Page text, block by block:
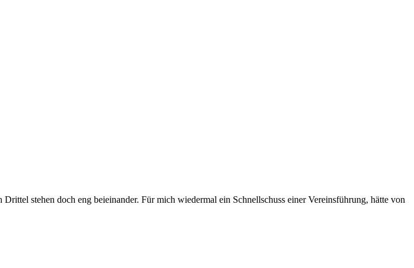
stehen doch eng beieinander. Für mich wiedermal ein Schnellschuss einer Vereinsführung, hätte von